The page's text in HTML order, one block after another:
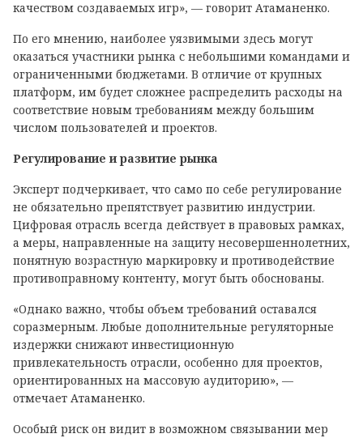
качеством создаваемых игр», — говорит Атаманенко.
По его мнению, наиболее уязвимыми здесь могут
оказаться участники рынка с небольшими командами и
ограниченными бюджетами. В отличие от крупных
платформ, им будет сложнее распределить расходы на
соответствие новым требованиям между большим
числом пользователей и проектов.
Регулирование и развитие рынка
Эксперт подчеркивает, что само по себе регулирование
не обязательно препятствует развитию индустрии.
Цифровая отрасль всегда действует в правовых рамках,
а меры, направленные на защиту несовершеннолетних,
понятную возрастную маркировку и противодействие
противоправному контенту, могут быть обоснованы.
«Однако важно, чтобы объем требований оставался
соразмерным. Любые дополнительные регуляторные
издержки снижают инвестиционную
привлекательность отрасли, особенно для проектов,
ориентированных на массовую аудиторию», —
отмечает Атаманенко.
Особый риск он видит в возможном связывании мер